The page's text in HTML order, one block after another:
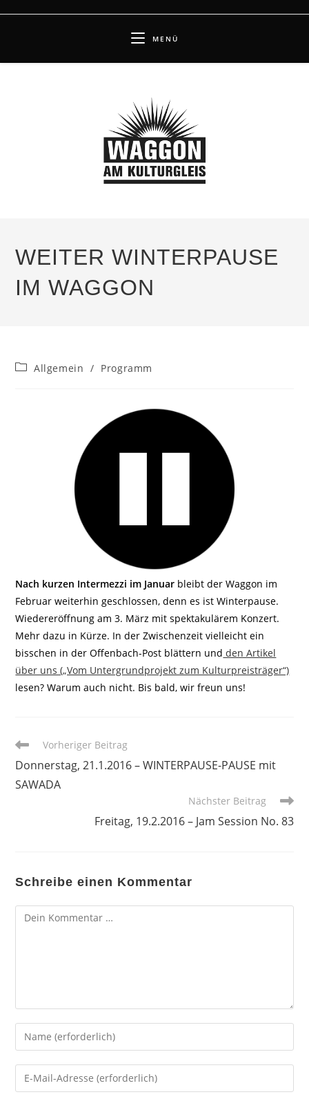
MENÜ
WEITER WINTERPAUSE
IM WAGGON
Beitrags-
Allgemein / Programm
Nach kurzen Intermezzi im Januar bleibt der Waggon im
Februar weiterhin geschlossen, denn es ist Winterpause.
Wiedereröffnung am 3. März mit spektakulärem Konzert.
Mehr dazu in Kürze. In der Zwischenzeit vielleicht ein
bisschen in der Offenbach-Post blättern und den Artikel
über uns („Vom Untergrundprojekt zum Kulturpreisträger“)
lesen? Warum auch nicht. Bis bald, wir freun uns!
Weitere
ansehen
Vorheriger Beitrag
Donnerstag, 21.1.2016 – WINTERPAUSE-PAUSE mit
SAWADA
Nächster Beitrag
Freitag, 19.2.2016 – Jam Session No. 83
Schreibe einen Kommentar
Kommentar
Gib
deinen
Namen
oder
Gib
deine